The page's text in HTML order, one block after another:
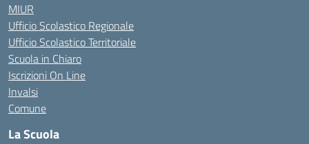
MIUR
Ufficio Scolastico Regionale
Ufficio Scolastico Territoriale
Scuola in Chiaro
Iscrizioni On Line
Invalsi
Comune
La Scuola